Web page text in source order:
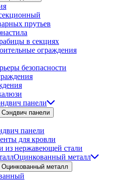
прутьев
в секциях
ограждения
безопасности
панели
Сэндвич панели
панели
для кровли
из нержавеющей стали
Оцинкованный металл
металл